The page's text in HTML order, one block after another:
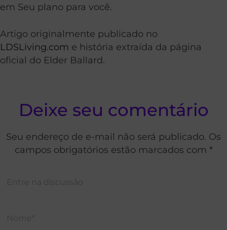
em Seu plano para você.
Artigo originalmente publicado no
LDSLiving.com e história extraída da página
oficial do Elder Ballard.
Deixe seu comentário
Seu endereço de e-mail não será publicado. Os
campos obrigatórios estão marcados com *